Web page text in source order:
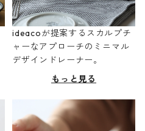
ideacoが提案するスカルプチ
ャーなアプローチのミニマル
デザインドレーナー。
もっと見る